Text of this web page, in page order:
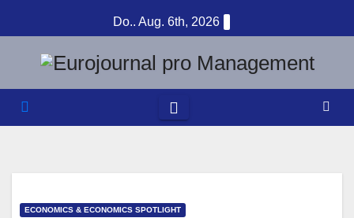
Inhalt
springen
Do.. Aug. 6th, 2026
ECONOMICS & ECONOMICS SPOTLIGHT